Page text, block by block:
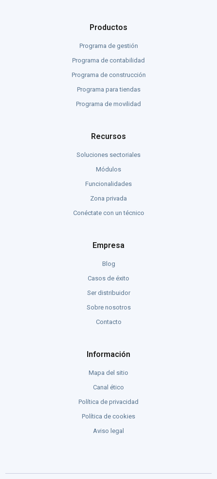
Productos
Programa de gestión
Programa de contabilidad
Programa de construcción
Programa para tiendas
Programa de movilidad
Recursos
Soluciones sectoriales
Módulos
Funcionalidades
Zona privada
Conéctate con un técnico
Empresa
Blog
Casos de éxito
Ser distribuidor
Sobre nosotros
Contacto
Información
Mapa del sitio
Canal ético
Política de privacidad
Política de cookies
Aviso legal